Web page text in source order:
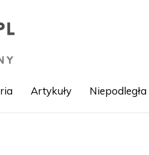
Artykuły Niepodległa